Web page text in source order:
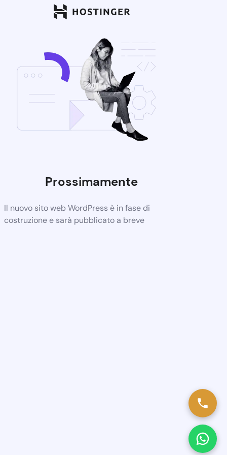
Prossimamente
Il nuovo sito web WordPress è in fase di
costruzione e sarà pubblicato a breve